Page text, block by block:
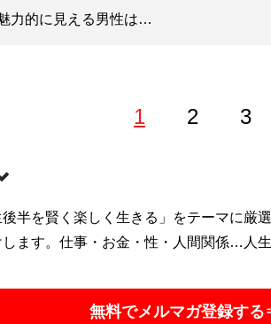
力的に見える男性は…
1 2 3
「エースブライダル 」主宰。メンズ化
」。YouTubeチャンネル「
突破（Xアカウント:
半を賢く楽しく生きる」をテーマに厳
ます。仕事・お金・性・人間関係…人
無料でメルマガ登録す